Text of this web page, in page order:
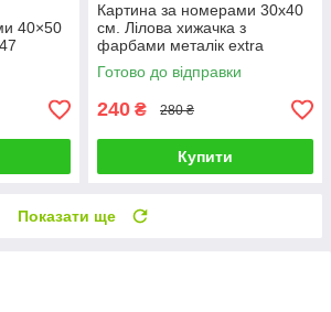
40×50
Картина за номерами 30х40
см. Лілова хижачка з
фарбами металік extra
Ідейка. KHO6728
Готово до відправки
240 ₴ 280 ₴
Купити
Показати ще